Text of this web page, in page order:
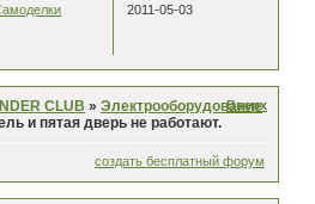
2011-05-03
CLUB »Электрооборудование
и пятая дверь не работают.
Вверх
создать бесплатный форум